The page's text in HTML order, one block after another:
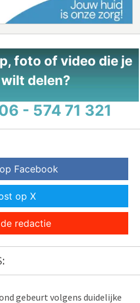
foto of video die je
delen?
- 574 71 321
Facebook
op X
redactie
gebeurt volgens duidelijke